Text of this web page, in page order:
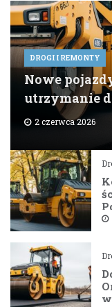
DROGI I REMONTY
Nowe
utrzymanie
2 czerwca 2026